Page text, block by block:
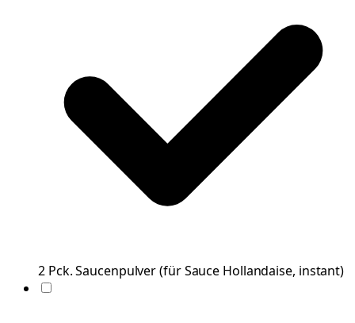
2 Pck.Saucenpulver(für Sauce Hollandaise, instant)